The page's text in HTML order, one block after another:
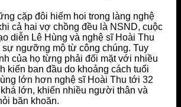
cặp đôi hiếm hoi trong làng nghệ
cả hai vợ chồng đều là NSND, cuộc
diễn Lê Hùng và nghệ sĩ Hoài Thu
sự ngưỡng mộ từ công chúng. Tuy
của họ từng phải đối mặt với nhiều
kiến ban đầu do khoảng cách tuổi
lớn hơn nghệ sĩ Hoài Thu tới 32
lớn, khiến nhiều người thân và
băn khoăn.